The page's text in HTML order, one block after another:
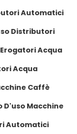
Automatici
Distributori
Acqua
Acqua
Caffè
D'uso Macchine
Automatici